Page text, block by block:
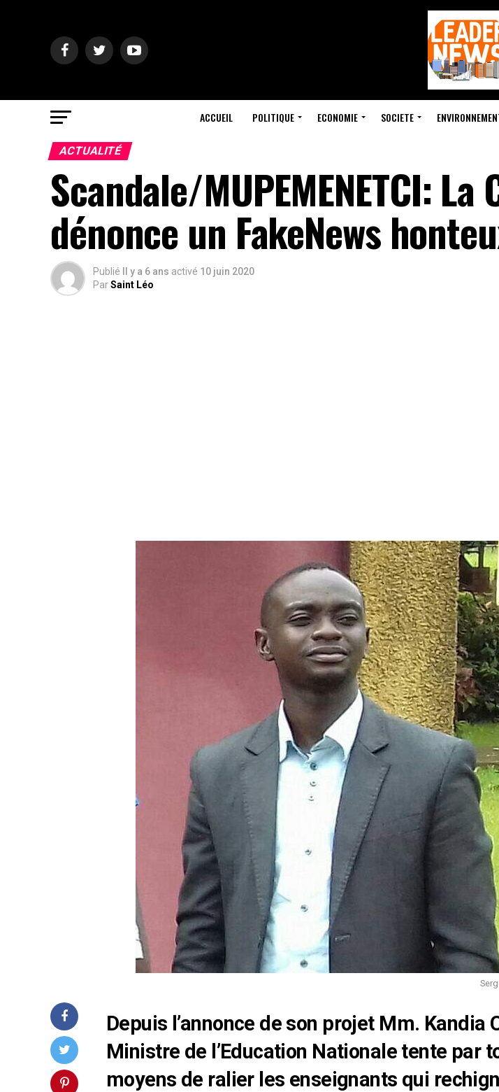
ACCUEIL POLITIQUE ECONOMIE SOCIETE
ACTUALITÉ
Scandale/MUPEMENETCI: La
dénonce un FakeNews
Publié Il y a 6 ans activé 10 juin 2020
ParSaint Léo
Depuis l’annonce de son projet Mm. Kandia
Ministre de l’Education Nationale tente par
moyens de ralier les enseignants qui